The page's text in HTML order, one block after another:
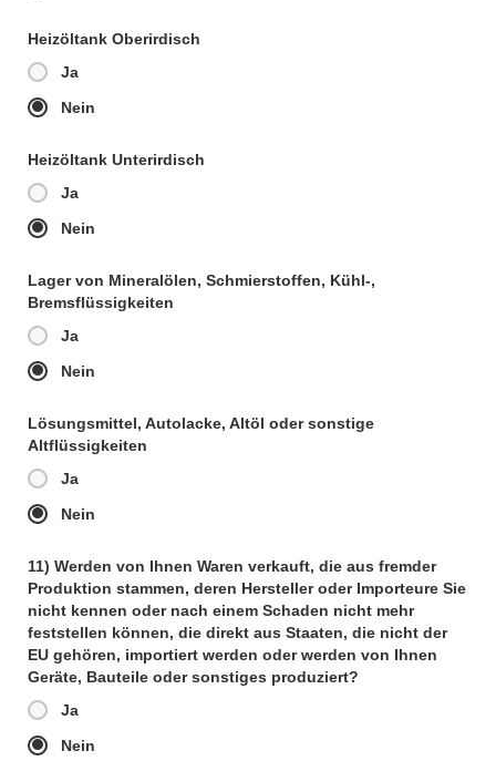
Heizöltank Oberirdisch
Ja
Nein
Heizöltank Unterirdisch
Ja
Nein
Lager von Mineralölen, Schmierstoffen, Kühl-,
Bremsflüssigkeiten
Ja
Nein
Lösungsmittel, Autolacke, Altöl oder sonstige
Altflüssigkeiten
Ja
Nein
11) Werden von Ihnen Waren verkauft, die aus fremder
Produktion stammen, deren Hersteller oder Importeure Sie
nicht kennen oder nach einem Schaden nicht mehr
feststellen können, die direkt aus Staaten, die nicht der
EU gehören, importiert werden oder werden von Ihnen
Geräte, Bauteile oder sonstiges produziert?
Ja
Nein